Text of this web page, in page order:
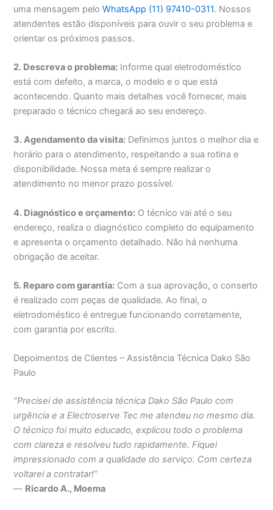
uma mensagem peloWhatsApp (11) 97410-0311. Nossos
atendentes estão disponíveis para ouvir o seu problema e
orientar os próximos passos.
2. Descreva o problema: Informe qual eletrodoméstico
está com defeito, a marca, o modelo e o que está
acontecendo. Quanto mais detalhes você fornecer, mais
preparado o técnico chegará ao seu endereço.
3. Agendamento da visita: Definimos juntos o melhor dia e
horário para o atendimento, respeitando a sua rotina e
disponibilidade. Nossa meta é sempre realizar o
atendimento no menor prazo possível.
4. Diagnóstico e orçamento: O técnico vai até o seu
endereço, realiza o diagnóstico completo do equipamento
e apresenta o orçamento detalhado. Não há nenhuma
obrigação de aceitar.
5. Reparo com garantia: Com a sua aprovação, o conserto
é realizado com peças de qualidade. Ao final, o
eletrodoméstico é entregue funcionando corretamente,
com garantia por escrito.
Depoimentos de Clientes – Assistência Técnica Dako São
Paulo
“Precisei de assistência técnica Dako São Paulo com
urgência e a Electroserve Tec me atendeu no mesmo dia.
O técnico foi muito educado, explicou todo o problema
com clareza e resolveu tudo rapidamente. Fiquei
impressionado com a qualidade do serviço. Com certeza
voltarei a contratar!”
— Ricardo A., Moema